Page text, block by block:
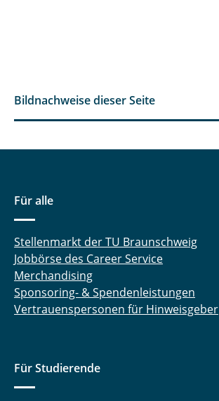
Bildnachweise dieser Seite
Für alle
Stellenmarkt der TU Braunschweig
Jobbörse des Career Service
Merchandising
Sponsoring- & Spendenleistungen
Vertrauenspersonen für Hinweisgeber
Für Studierende